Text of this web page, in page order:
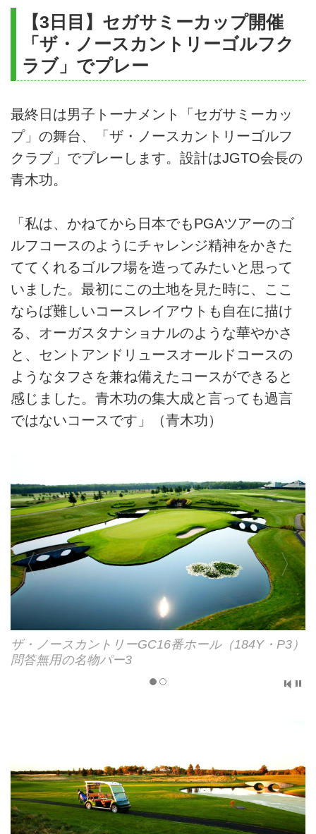
【3日目】セガサミーカップ開催
「ザ・ノースカントリーゴルフク
ラブ」でプレー
最終日は男子トーナメント「セガサミーカッ
プ」の舞台、「ザ・ノースカントリーゴルフ
クラブ」でプレーします。設計はJGTO会長の
青木功。
「私は、かねてから日本でもPGAツアーのゴ
ルフコースのようにチャレンジ精神をかきた
ててくれるゴルフ場を造ってみたいと思って
いました。最初にこの土地を見た時に、ここ
ならば難しいコースレイアウトも自在に描け
る、オーガスタナショナルのような華やかさ
と、セントアンドリュースオールドコースの
ようなタフさを兼ね備えたコースができると
感じました。青木功の集大成と言っても過言
ではないコースです」（青木功）
ザ・ノースカントリーGC16番ホール（184Y・P3）
問答無用の名物パー3